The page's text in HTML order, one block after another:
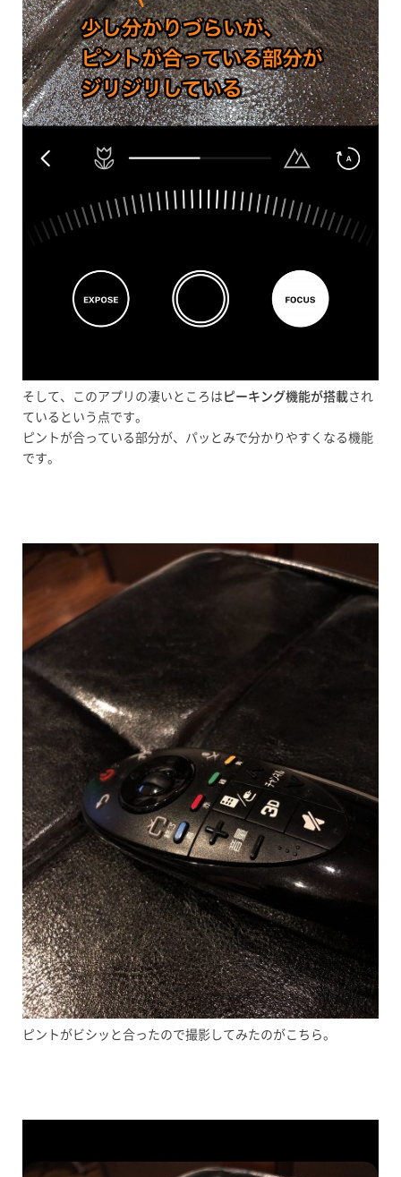
そして、このアプリの凄いところは ピーキング機能が搭載され
ているという点です。
ピントが合っている部分が、パッとみで分かりやすくなる機能
です。
ピントがビシッと合ったので撮影してみたのがこちら。